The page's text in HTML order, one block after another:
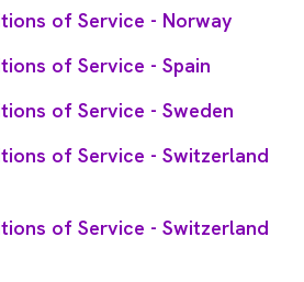
of Service - Norway
of Service - Spain
of Service - Sweden
of Service - Switzerland
of Service - Switzerland